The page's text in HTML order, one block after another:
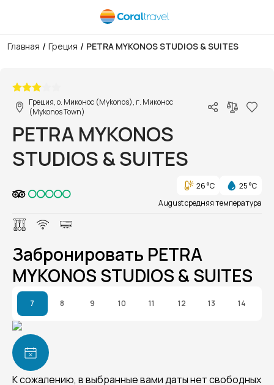
Главная / Греция / PETRA MYKONOS STUDIOS & SUITES
Греция, о. Миконос (Mykonos), г. Миконос
(Mykonos Town)
PETRA MYKONOS
STUDIOS & SUITES
26 °C
25 °C
August средняя температура
Забронировать PETRA
MYKONOS STUDIOS & SUITES
7 8 9 10 11 12 13 14
К сожалению, в выбранные вами даты нет свободных